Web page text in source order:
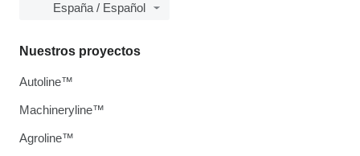
España / Español
Nuestros proyectos
Autoline™
Machineryline™
Agroline™